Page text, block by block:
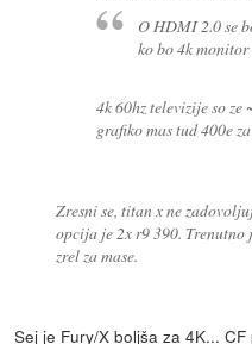
O HDMI 2.0 se
ko bo 4k monitor
4k 60hz televizije so ze
grafiko mas tud 400e
Zresni se, titan x ne
opcija je 2x r9 390. Trenutno
zrel za mase.
Sej je Fury/X boljša za 4K...